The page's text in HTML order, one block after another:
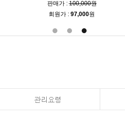
판매가 :100,000원
회원가 : 97,000원